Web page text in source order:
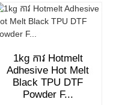
1kg កាវ Hotmelt
Adhesive Hot Melt
Black TPU DTF
Powder F...